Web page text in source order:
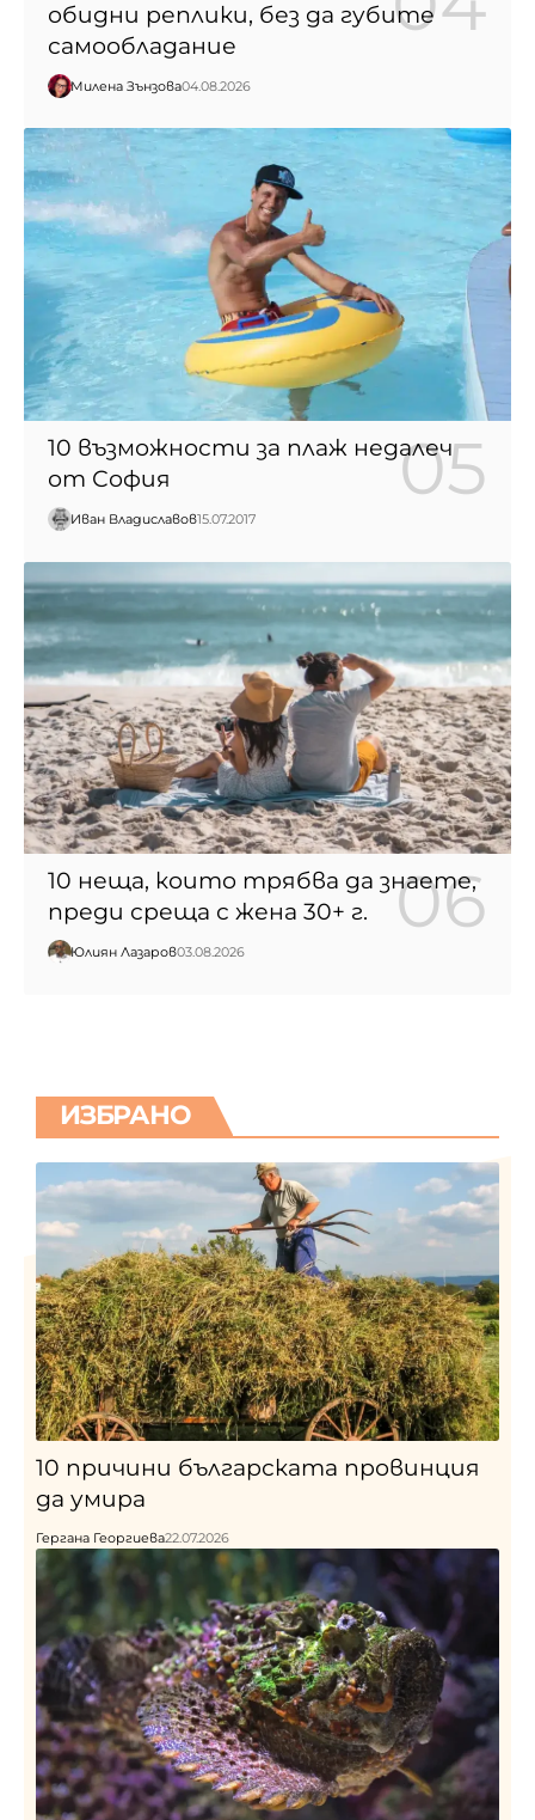
обидни реплики, без да губите
самообладание
Милена Зънзова04.08.2026
10 възможности за плаж недалеч
от София
Иван Владиславов15.07.2017
10 неща, които трябва да знаете,
преди среща с жена 30+ г.
Юлиян Лазаров03.08.2026
ИЗБРАНО
10 причини българската провинция
да умира
Гергана Георгиева22.07.2026